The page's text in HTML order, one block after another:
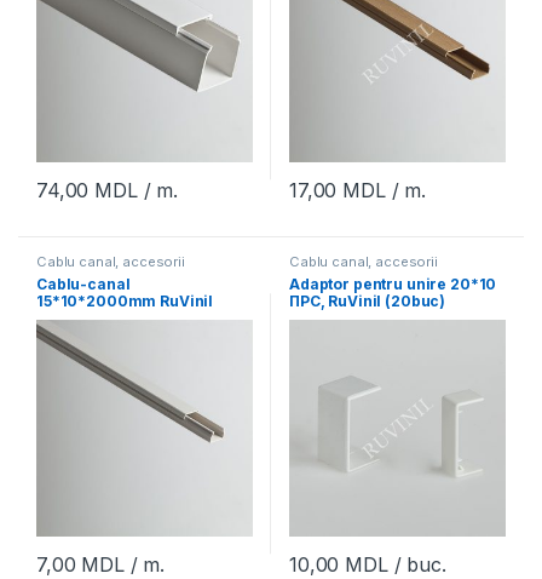
74,00 MDL/ m. 17,00 MDL/ m.
Cablu canal, accesorii
Cablu-canal
15*10*2000mm RuVinil
(120m)
7,00 MDL/ m.
Cablu canal, accesorii
Adaptor pentru unire 20*10
ПРС, RuVinil (20buc)
10,00 MDL/ buc.